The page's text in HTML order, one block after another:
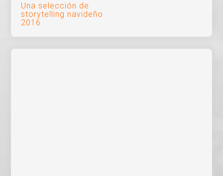
Navegación
de
entradas
Una selección de
storytelling navideño
2016